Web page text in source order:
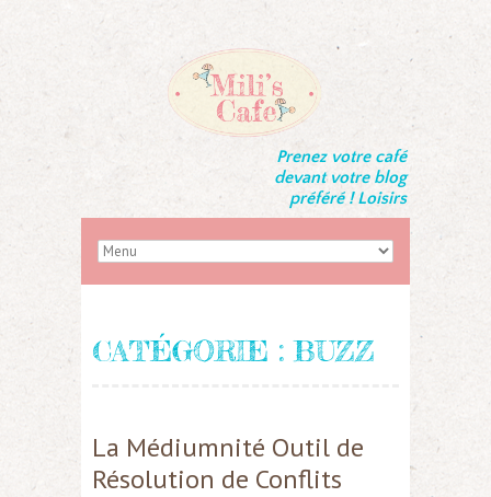
Prenez votre café
devant votre blog
préféré ! Loisirs
CATÉGORIE :BUZZ
La Médiumnité Outil de
Résolution de Conflits